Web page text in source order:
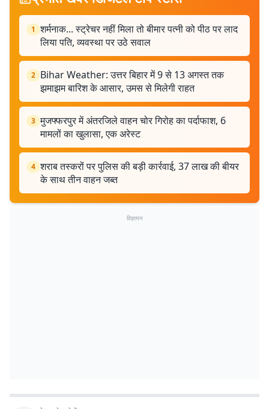
1 शर्मनाक... स्ट्रेचर नहीं मिला तो बीमार पत्नी को पीठ पर लाद
लिया पति, व्यवस्था पर उठे सवाल
2 Bihar Weather: उत्तर बिहार में 9 से 13 अगस्त तक
झमाझम बारिश के आसार, उमस से मिलेगी राहत
3 मुजफ्फरपुर में अंतरजिले वाहन चोर गिरोह का पर्दाफाश, 6
मामलों का खुलासा, एक अरेस्ट
4 शराब तस्करों पर पुलिस की बड़ी कार्रवाई, 37 लाख की बीयर
के साथ तीन वाहन जब्त
विज्ञापन